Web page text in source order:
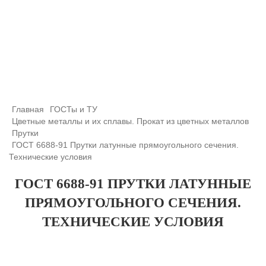
Главная
ГОСТы и ТУ
Цветные металлы и их сплавы. Прокат из цветных металлов
Прутки
ГОСТ 6688-91 Прутки латунные прямоугольного сечения.
Технические условия
ГОСТ 6688-91 ПРУТКИ ЛАТУННЫЕ
ПРЯМОУГОЛЬНОГО СЕЧЕНИЯ.
ТЕХНИЧЕСКИЕ УСЛОВИЯ